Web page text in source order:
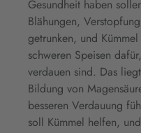
Gesundheit haben
Blähungen,
getrunken, und
schweren Speisen
verdauen sind. Das
Bildung von
besseren Verdauung
soll Kümmel helfen,